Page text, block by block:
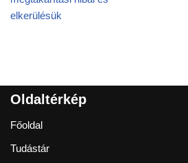
elkerülésük
Oldaltérkép
Főoldal
Tudástár